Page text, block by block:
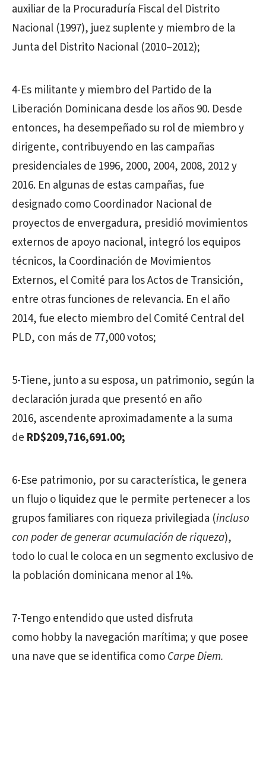
auxiliar de la Procuraduría Fiscal del Distrito
Nacional (1997), juez suplente y miembro de la
Junta del Distrito Nacional (2010–2012);
4-Es militante y miembro del Partido de la
Liberación Dominicana desde los años 90. Desde
entonces, ha desempeñado su rol de miembro y
dirigente, contribuyendo en las campañas
presidenciales de 1996, 2000, 2004, 2008, 2012 y
2016. En algunas de estas campañas, fue
designado como Coordinador Nacional de
proyectos de envergadura, presidió movimientos
externos de apoyo nacional, integró los equipos
técnicos, la Coordinación de Movimientos
Externos, el Comité para los Actos de Transición,
entre otras funciones de relevancia. En el año
2014, fue electo miembro del Comité Central del
PLD, con más de 77,000 votos;
5-Tiene, junto a su esposa, un patrimonio, según la
declaración jurada que presentó en año
2016, ascendente aproximadamente a la suma
de RD$209,716,691.00;
6-Ese patrimonio, por su característica, le genera
un flujo o liquidez que le permite pertenecer a los
grupos familiares con riqueza privilegiada (incluso
con poder de generar acumulación de riqueza),
todo lo cual le coloca en un segmento exclusivo de
la población dominicana menor al 1%.
7-Tengo entendido que usted disfruta
como hobby la navegación marítima; y que posee
una nave que se identifica comoCarpe Diem.